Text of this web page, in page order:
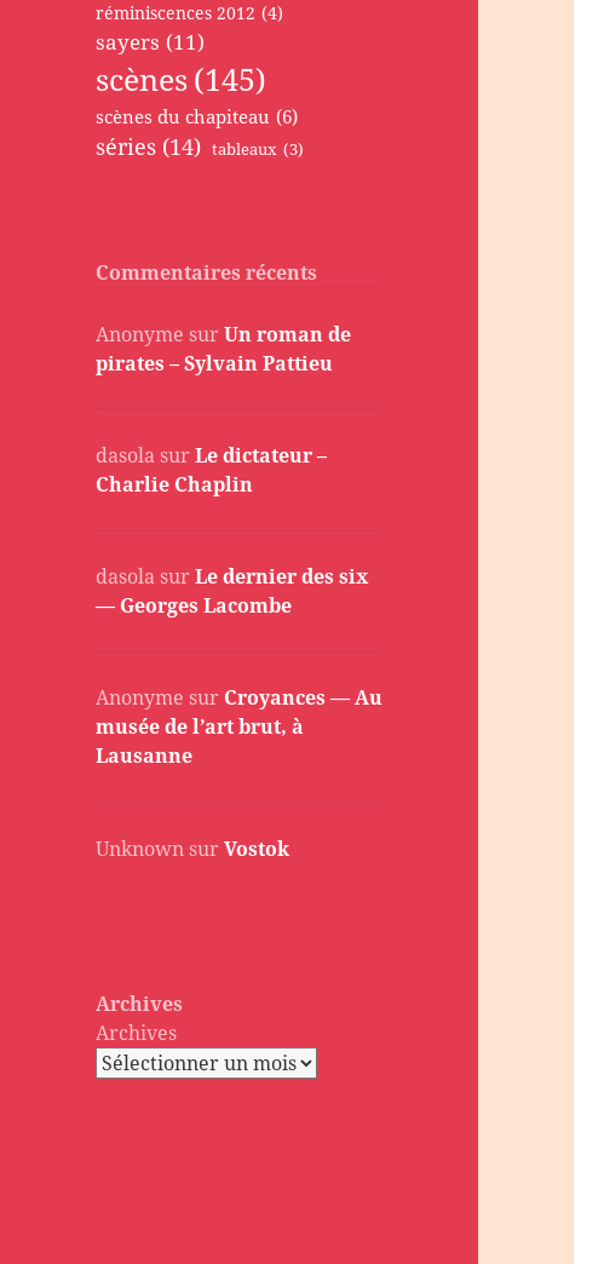
réminiscences 2012 (4)
sayers (11)
scènes(145)
scènes du chapiteau (6)
séries (14) tableaux (3)
Commentaires récents
Anonyme surUn roman de
pirates – Sylvain Pattieu
dasolasurLe dictateur –
Charlie Chaplin
dasolasurLe dernier des six
— Georges Lacombe
Anonyme sur Croyances — Au
musée de l’art brut, à
Lausanne
UnknownsurVostok
Archives
Archives